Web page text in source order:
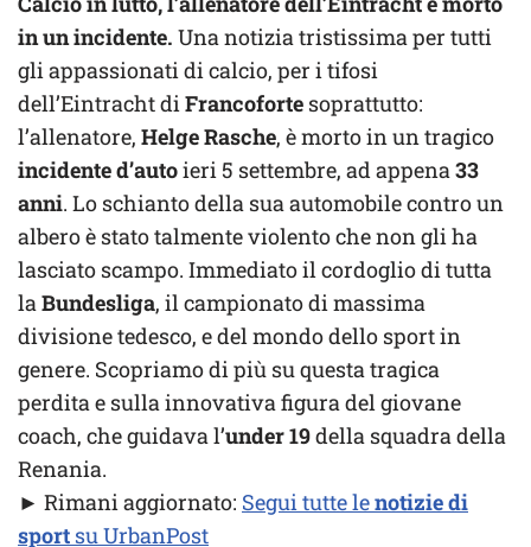
in un incidente. Una notizia tristissima per tutti
gli appassionati di calcio, per i tifosi
dell’Eintracht di Francoforte soprattutto:
l’allenatore, Helge Rasche, è morto in un tragico
incidente d’autoieri 5 settembre, ad appena 33
anni. Lo schianto della sua automobile contro un
albero è stato talmente violento che non gli ha
lasciato scampo. Immediato il cordoglio di tutta
la Bundesliga, il campionato di massima
divisione tedesco, e del mondo dello sport in
genere. Scopriamo di più su questa tragica
perdita e sulla innovativa figura del giovane
coach, che guidava l’under 19della squadra della
Renania.
► Rimani aggiornato: Segui tutte lenotizie di
sport su UrbanPost